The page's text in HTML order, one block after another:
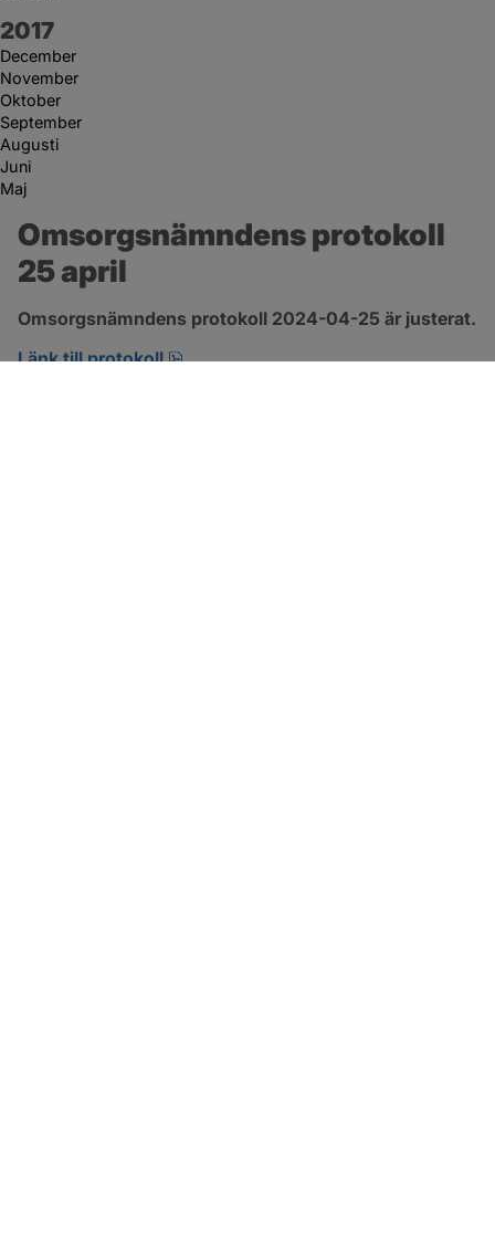
År:
2017
December
November
Oktober
September
Augusti
Juni
Maj
Omsorgsnämndens protokoll
25 april
Omsorgsnämndens protokoll 2024-04-25 är justerat.
Länk till protokoll
pdf, 222.9 kB, öppnas i nytt fönster.